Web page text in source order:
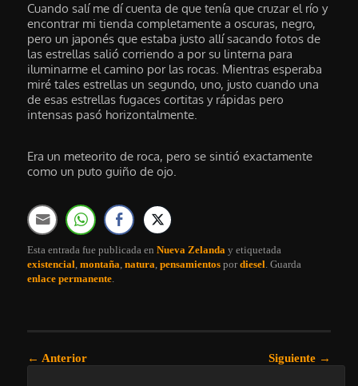
Cuando salí me dí cuenta de que tenía que cruzar el río y
encontrar mi tienda completamente a oscuras, negro,
pero un japonés que estaba justo allí sacando fotos de
las estrellas salió corriendo a por su linterna para
iluminarme el camino por las rocas. Mientras esperaba
miré tales estrellas un segundo, uno, justo cuando una
de esas estrellas fugaces cortitas y rápidas pero
intensas pasó horizontalmente.
Era un meteorito de roca, pero se sintió exactamente
como un puto guiño de ojo.
Esta entrada fue publicada enNueva Zelanda y etiquetada
existencial,montaña,natura,pensamientos pordiesel. Guarda
enlace permanente.
Navegación de entradas
← Anterior Siguiente →